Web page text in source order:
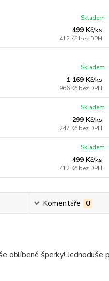
499 Kč/ks
412 Kč bez DPH
Skladem
1 169 Kč/ks
966 Kč bez DPH
Skladem
299 Kč/ks
247 Kč bez DPH
Skladem
499 Kč/ks
412 Kč bez DPH
Skladem
Komentáře 0
oblíbené šperky! Jednoduše